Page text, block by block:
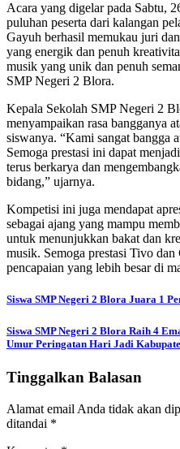
Acara yang digelar pada Sabtu,
puluhan peserta dari kalangan
Gayuh berhasil memukau juri
yang energik dan penuh
musik yang unik dan penuh
SMP Negeri 2 Blora.
Kepala Sekolah SMP Negeri 2
menyampaikan rasa bangganya
siswanya. “Kami sangat bangga
Semoga prestasi ini dapat
terus berkarya dan
bidang,” ujarnya.
Kompetisi ini juga mendapat
sebagai ajang yang mampu
untuk menunjukkan bakat dan
musik. Semoga prestasi Tivo
pencapaian yang lebih besar di
Navigasi
pos
Siswa SMP Negeri 2 Blora Juara 1
Siswa SMP Negeri 2 Blora Raih 4
Umur Peringatan Hari Jadi
Tinggalkan Balasan
Alamat email Anda tidak akan
ditandai *